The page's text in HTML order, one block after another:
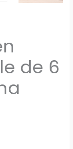
de 6